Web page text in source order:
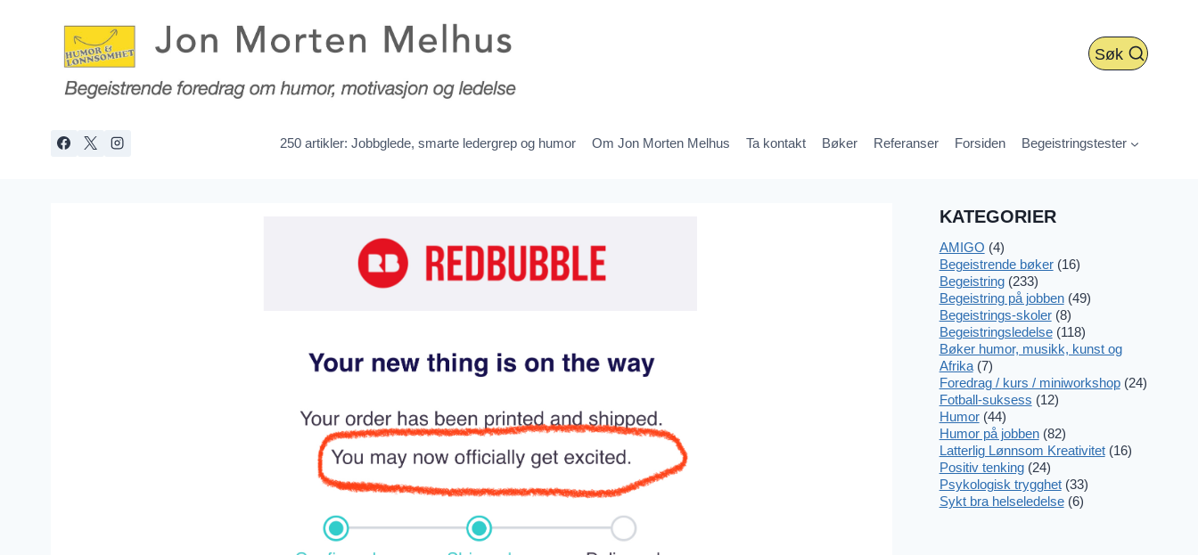
Søk
250 artikler: Jobbglede, smarte ledergrep og humor Om Jon Morten Melhus Ta kontakt Bøker Referanser Forsiden Begeistringstester
KATEGORIER
AMIGO (4)
Begeistrende bøker(16)
Begeistring(233)
Begeistring på jobben(49)
Begeistrings-skoler(8)
Begeistringsledelse(118)
Bøker humor, musikk, kunst og
Afrika(7)
Foredrag / kurs / miniworkshop(24)
Fotball-suksess (12)
Humor(44)
Humor på jobben(82)
Latterlig Lønnsom Kreativitet(16)
Positiv tenking(24)
Psykologisk trygghet(33)
Sykt bra helseledelse(6)